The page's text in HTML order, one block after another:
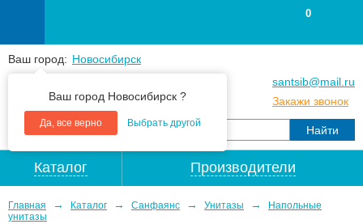
Ваш город: Новосибирск
Ваш город Новосибирск ?
Да, все верно Выбрать другой
+7(383) 213 79 30
santsib@mail.ru
Закажи звонок
0
Каталог Производители
Главная → Каталог → Санфаянс → Унитазы →
Напольные
унитазы